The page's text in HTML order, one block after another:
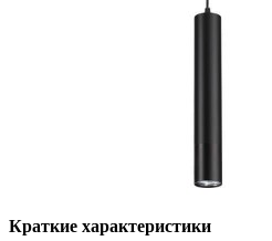
Краткие характеристики